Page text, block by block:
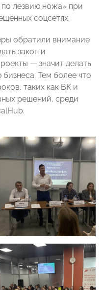
по лезвию ножа» при
соцсетях.
обратили внимание
закон и
— значит делать
Тем более что
таких как ВК и
решений, среди